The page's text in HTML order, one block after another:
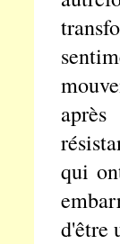
qui
d'être